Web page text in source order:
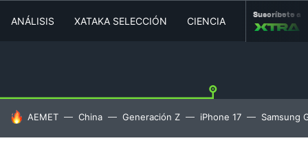
ANÁLISIS XATAKA SELECCIÓN CIENCIA MOVILIDAD
Suscríbete a
HOY SE HABLA DE
AEMET China Generación Z iPhone 17 Samsung